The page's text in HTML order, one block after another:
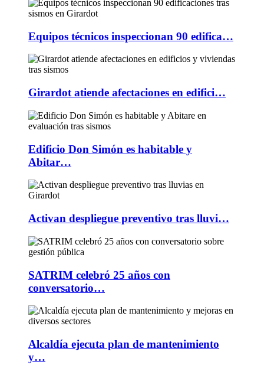
Equipos técnicos inspeccionan 90 edifica…
Girardot atiende afectaciones en edifici…
Edificio Don Simón es habitable y
Abitar…
Activan despliegue preventivo tras lluvi…
SATRIM celebró 25 años con
conversatorio…
Alcaldía ejecuta plan de mantenimiento
y…